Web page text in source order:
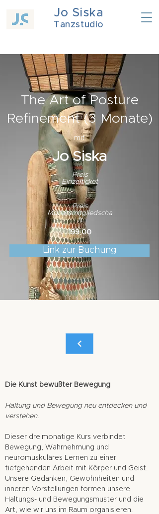
Jo Siska
Tanzstudio
The Art of Posture
Refinement (3 Monate)
mit
Jo Siska
Preis
Einzelticket
Preis
Monatsmitgliedscha
ft
199,00
Link zur Buchung
Die Kunst bewußter Bewegung
Haltung und Bewegung neu entdecken und
verstehen.
Dieser dreimonatige Kurs verbindet
Bewegung, Wahrnehmung und
neuromuskuläres Lernen zu einer
tiefgehenden Arbeit mit Körper und Geist.
Unsere Gedanken, Gewohnheiten und
inneren Vorstellungen formen unsere
Haltungs- und Bewegungsmuster und die
Art, wie wir uns im Raum organisieren.